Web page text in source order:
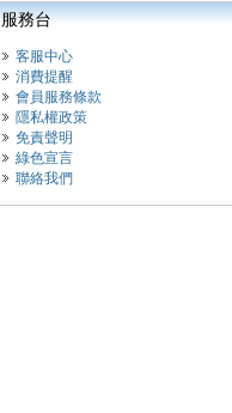
服務台
客服中心
消費提醒
會員服務條款
隱私權政策
免責聲明
綠色宣言
聯絡我們